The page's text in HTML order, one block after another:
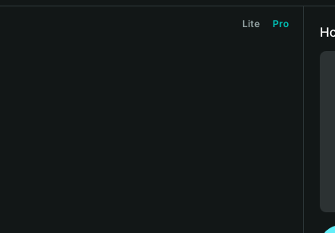
Lite Pro